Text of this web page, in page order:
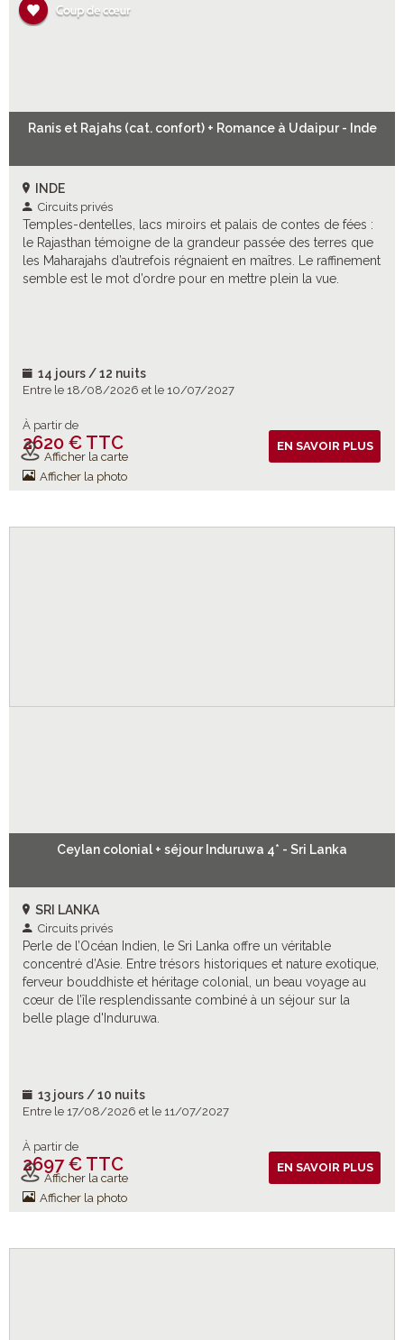
Ranis et Rajahs (cat. confort) + Romance à Udaipur - Inde
INDE
Circuits privés
Temples-dentelles, lacs miroirs et palais de contes de fées :
le Rajasthan témoigne de la grandeur passée des terres que
les Maharajahs d’autrefois régnaient en maîtres. Le raffinement
semble est le mot d’ordre pour en mettre plein la vue.
14 jours / 12 nuits
Entre le 18/08/2026 et le 10/07/2027
À partir de
2620 € TTC
Vols inclus
Afficher la carte
Afficher la photo
EN SAVOIR PLUS
Ceylan colonial + séjour Induruwa 4* - Sri Lanka
SRI LANKA
Circuits privés
Perle de l’Océan Indien, le Sri Lanka offre un véritable
concentré d’Asie. Entre trésors historiques et nature exotique,
ferveur bouddhiste et héritage colonial, un beau voyage au
cœur de l’île resplendissante combiné à un séjour sur la
belle plage d'Induruwa.
13 jours / 10 nuits
Entre le 17/08/2026 et le 11/07/2027
À partir de
2697 € TTC
Vols inclus
Afficher la carte
Afficher la photo
EN SAVOIR PLUS